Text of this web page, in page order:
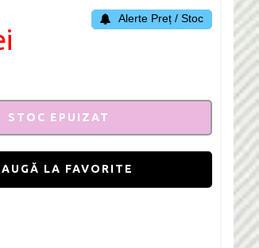
Alerte Preț / Stoc
STOC EPUIZAT
LA FAVORITE